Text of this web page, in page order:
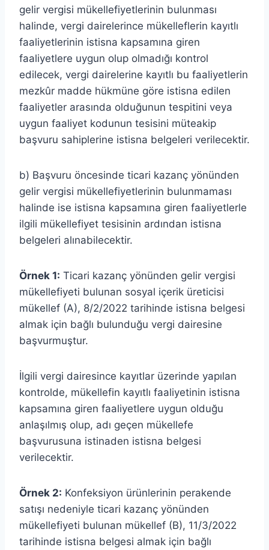
gelir vergisi mükellefiyetlerinin bulunması
halinde, vergi dairelerince mükelleflerin kayıtlı
faaliyetlerinin istisna kapsamına giren
faaliyetlere uygun olup olmadığı kontrol
edilecek, vergi dairelerine kayıtlı bu faaliyetlerin
mezkûr madde hükmüne göre istisna edilen
faaliyetler arasında olduğunun tespitini veya
uygun faaliyet kodunun tesisini müteakip
başvuru sahiplerine istisna belgeleri verilecektir.
b) Başvuru öncesinde ticari kazanç yönünden
gelir vergisi mükellefiyetlerinin bulunmaması
halinde ise istisna kapsamına giren faaliyetlerle
ilgili mükellefiyet tesisinin ardından istisna
belgeleri alınabilecektir.
Örnek 1: Ticari kazanç yönünden gelir vergisi
mükellefiyeti bulunan sosyal içerik üreticisi
mükellef (A), 8/2/2022 tarihinde istisna belgesi
almak için bağlı bulunduğu vergi dairesine
başvurmuştur.
İlgili vergi dairesince kayıtlar üzerinde yapılan
kontrolde, mükellefin kayıtlı faaliyetinin istisna
kapsamına giren faaliyetlere uygun olduğu
anlaşılmış olup, adı geçen mükellefe
başvurusuna istinaden istisna belgesi
verilecektir.
Örnek 2: Konfeksiyon ürünlerinin perakende
satışı nedeniyle ticari kazanç yönünden
mükellefiyeti bulunan mükellef (B), 11/3/2022
tarihinde istisna belgesi almak için bağlı